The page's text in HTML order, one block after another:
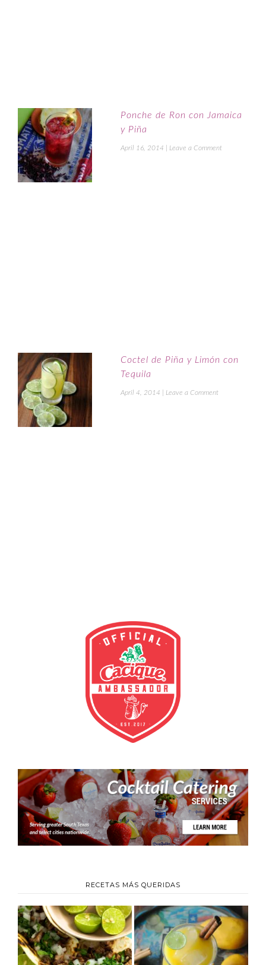
Ponche de Ron con Jamaica
y Piña
April 16, 2014 Leave a Comment
Coctel de Piña y Limón con
Tequila
April 4, 2014 Leave a Comment
RECETAS MÁS QUERIDAS